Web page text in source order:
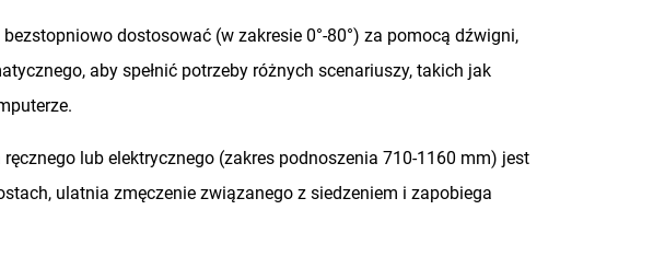
dostosować (w zakresie 0°-80°) za pomocą dźwigni,
aby spełnić potrzeby różnych scenariuszy, takich jak
lub elektrycznego (zakres podnoszenia 710-1160 mm) jest
ulatnia zmęczenie związanego z siedzeniem i zapobiega